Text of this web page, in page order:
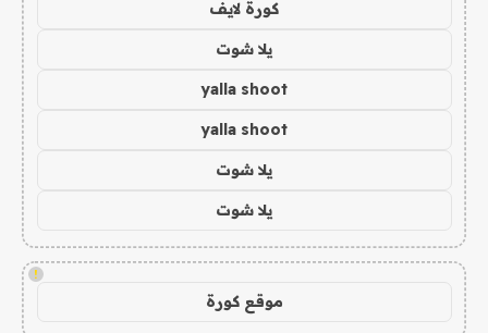
كورة لايف
يلا شوت
yalla shoot
yalla shoot
يلا شوت
يلا شوت
!
موقع كورة